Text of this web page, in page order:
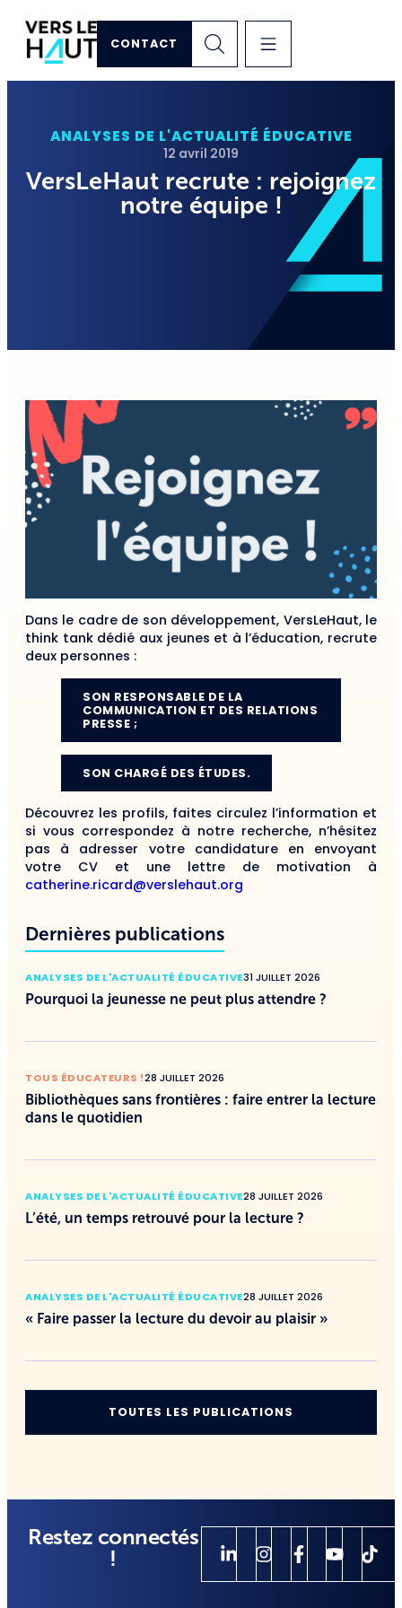
CONTACT
ANALYSES DE L'ACTUALITÉ ÉDUCATIVE
12 avril 2019
VersLeHaut recrute : rejoignez
notre équipe !
Dans le cadre de son développement, VersLeHaut, le
think tank dédié aux jeunes et à l’éducation, recrute
deux personnes :
SON RESPONSABLE DE LA
COMMUNICATION ET DES RELATIONS
PRESSE ;
SON CHARGÉ DES ÉTUDES.
Découvrez les profils, faites circulez l’information et
si vous correspondez à notre recherche, n’hésitez
pas à adresser votre candidature en envoyant
votre CV et une lettre de motivation à
catherine.ricard@verslehaut.org
Dernières publications
ANALYSES DE L'ACTUALITÉ ÉDUCATIVE31 JUILLET 2026
Pourquoi la jeunesse ne peut plus attendre ?
TOUS ÉDUCATEURS !28 JUILLET 2026
Bibliothèques sans frontières : faire entrer la lecture
dans le quotidien
ANALYSES DE L'ACTUALITÉ ÉDUCATIVE28 JUILLET 2026
L’été, un temps retrouvé pour la lecture ?
ANALYSES DE L'ACTUALITÉ ÉDUCATIVE28 JUILLET 2026
« Faire passer la lecture du devoir au plaisir »
TOUTES LES PUBLICATIONS
Restez connectés
!